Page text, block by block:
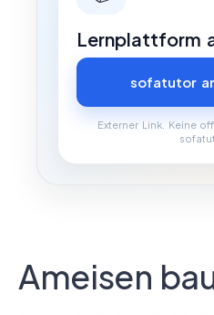
Lernplattform
sofatutor
Externer Link. Keine
Ameisen